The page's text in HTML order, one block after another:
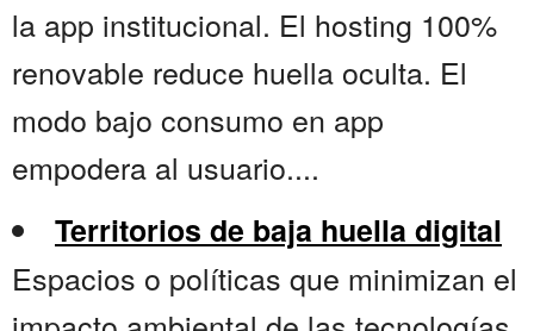
la app institucional. El hosting 100%
renovable reduce huella oculta. El
modo bajo consumo en app
empodera al usuario....
Territorios de baja huella digital
Espacios o políticas que minimizan el